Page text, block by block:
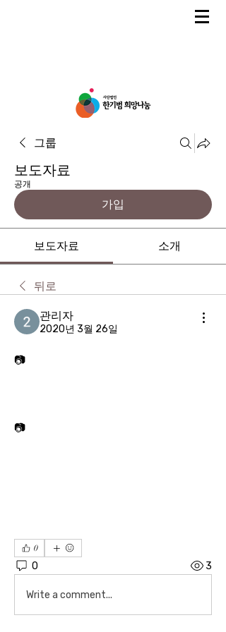
그룹
보도자료
공개
가입
보도자료 소개
뒤로
관리자
2020년 3월 26일
📷
📷
0
0 3
Write a comment...